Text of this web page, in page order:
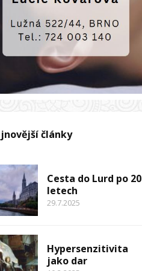
články
Cesta do Lurd po 20
letech
29.7.2025
Hypersenzitivita
jako dar